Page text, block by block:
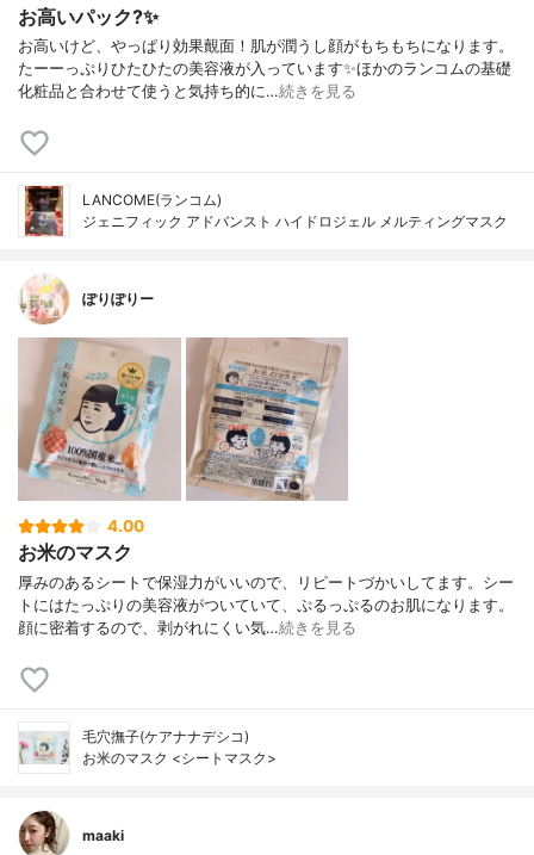
お高いパック?✨
お高いけど、やっぱり効果覿面！肌が潤うし顔がもちもちになります。
たーーっぷりひたひたの美容液が入っています✨ほかのランコムの基礎
化粧品と合わせて使うと気持ち的に…続きを見る
LANCOME(ランコム)
ジェニフィック アドバンスト ハイドロジェル メルティングマスク
ぽりぽりー
4.00
お米のマスク
厚みのあるシートで保湿力がいいので、リピートづかいしてます。シー
トにはたっぷりの美容液がついていて、ぷるっぷるのお肌になります。
顔に密着するので、剥がれにくい気…続きを見る
毛穴撫子(ケアナナデシコ)
お米のマスク <シートマスク>
maaki